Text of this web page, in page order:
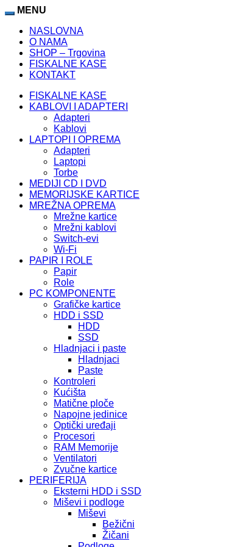
MENU
NASLOVNA
O NAMA
SHOP – Trgovina
FISKALNE KASE
KONTAKT
FISKALNE KASE
KABLOVI I ADAPTERI
Adapteri
Kablovi
LAPTOPI I OPREMA
Adapteri
Laptopi
Torbe
MEDIJI CD I DVD
MEMORIJSKE KARTICE
MREŽNA OPREMA
Mrežne kartice
Mrežni kablovi
Switch-evi
Wi-Fi
PAPIR I ROLE
Papir
Role
PC KOMPONENTE
Grafičke kartice
HDD i SSD
HDD
SSD
Hladnjaci i paste
Hladnjaci
Paste
Kontroleri
Kućišta
Matične ploče
Napojne jedinice
Optički uređaji
Procesori
RAM Memorije
Ventilatori
Zvučne kartice
PERIFERIJA
Eksterni HDD i SSD
Miševi i podloge
Miševi
Bežični
Žičani